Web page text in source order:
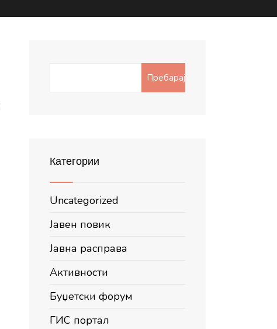
Пребарај
Категории
Uncategorized
Јавен повик
Јавна расправа
Активности
Буџетски форум
ГИС портал